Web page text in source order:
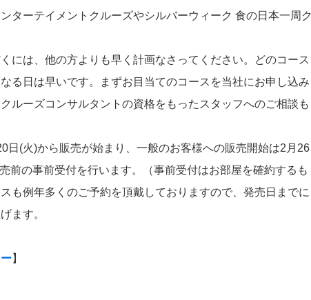
ターテイメントクルーズやシルバーウィーク 食の日本一周ク
には、他の方よりも早く計画なさってください。どのコース
る日は早いです。まずお目当てのコースを当社にお申し込み
ルーズコンサルタントの資格をもったスタッフへのご相談も
日(火)から販売が始まり、一般のお客様への販売開始は2月26
前の事前受付を行います。（事前受付はお部屋を確約するも
も例年多くのご予約を頂戴しておりますので、発売日までに
げます。
】